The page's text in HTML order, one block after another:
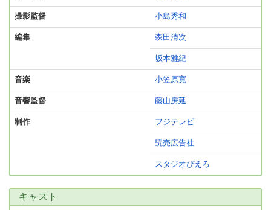
撮影監督 小島秀和
編集 森田清次
坂本雅紀
音楽 小笠原寛
音響監督 藤山房延
制作 フジテレビ
読売広告社
スタジオぴえろ
キャスト